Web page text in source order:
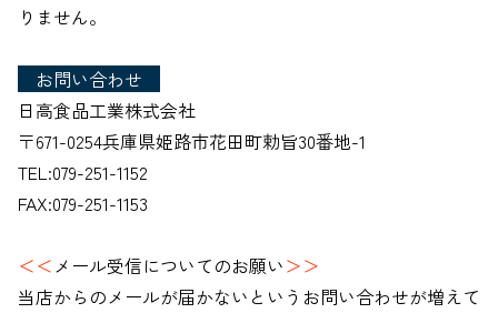
りません。
お問い合わせ
日高食品工業株式会社
〒671-0254兵庫県姫路市花田町勅旨30番地-1
TEL:079-251-1152
FAX:079-251-1153
＜＜メール受信についてのお願い＞＞
当店からのメールが届かないというお問い合わせが増えて